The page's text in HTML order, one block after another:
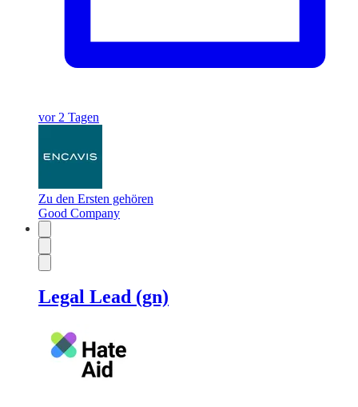
vor 2 Tagen
Zu den Ersten gehören
Good Company
Legal Lead (gn)